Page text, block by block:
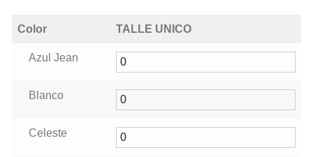
Color TALLE UNICO
Azul Jean
Blanco
Celeste